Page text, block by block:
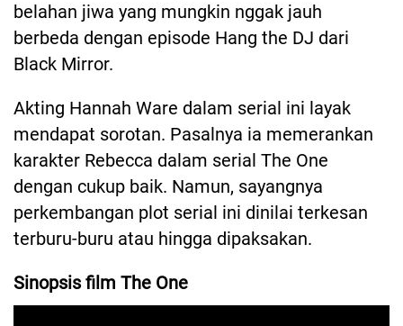
belahan jiwa yang mungkin nggak jauh
berbeda dengan episode Hang the DJ dari
Black Mirror.
Akting Hannah Ware dalam serial ini layak
mendapat sorotan. Pasalnya ia memerankan
karakter Rebecca dalam serial The One
dengan cukup baik. Namun, sayangnya
perkembangan plot serial ini dinilai terkesan
terburu-buru atau hingga dipaksakan.
Sinopsis film The One